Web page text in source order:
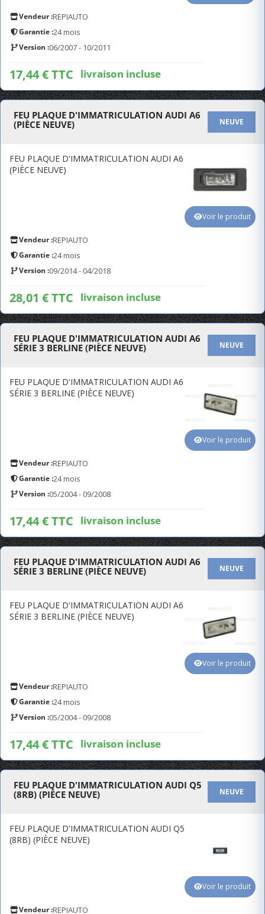
Vendeur :REPIAUTO
Garantie :24 mois
Version :06/2007 - 10/2011
17,44 € TTC livraison incluse
FEU PLAQUE D'IMMATRICULATION AUDI A6
(PIÈCE NEUVE)
NEUVE
FEU PLAQUE D'IMMATRICULATION AUDI A6
(PIÈCE NEUVE)
Vendeur :REPIAUTO
Garantie :24 mois
Version :09/2014 - 04/2018
28,01 € TTC livraison incluse
Voir le produit
FEU PLAQUE D'IMMATRICULATION AUDI A6
SÉRIE 3 BERLINE (PIÈCE NEUVE)
NEUVE
FEU PLAQUE D'IMMATRICULATION AUDI A6
SÉRIE 3 BERLINE (PIÈCE NEUVE)
Vendeur :REPIAUTO
Garantie :24 mois
Version :05/2004 - 09/2008
17,44 € TTC livraison incluse
Voir le produit
FEU PLAQUE D'IMMATRICULATION AUDI A6
SÉRIE 3 BERLINE (PIÈCE NEUVE)
NEUVE
FEU PLAQUE D'IMMATRICULATION AUDI A6
SÉRIE 3 BERLINE (PIÈCE NEUVE)
Vendeur :REPIAUTO
Garantie :24 mois
Version :05/2004 - 09/2008
17,44 € TTC livraison incluse
Voir le produit
FEU PLAQUE D'IMMATRICULATION AUDI Q5
(8RB) (PIÈCE NEUVE)
NEUVE
FEU PLAQUE D'IMMATRICULATION AUDI Q5
(8RB) (PIÈCE NEUVE)
Vendeur :REPIAUTO
Voir le produit